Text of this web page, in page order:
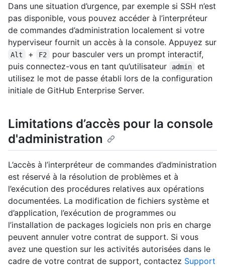
Dans une situation d’urgence, par exemple si SSH n’est
pas disponible, vous pouvez accéder à l’interpréteur
de commandes d’administration localement si votre
hyperviseur fournit un accès à la console. Appuyez sur
Alt + F2
pour basculer vers un prompt interactif,
puis connectez-vous en tant qu’utilisateur
admin
et
utilisez le mot de passe établi lors de la configuration
initiale de GitHub Enterprise Server.
Limitations d’accès pour la console
d'administration
L’accès à l’interpréteur de commandes d’administration
est réservé à la résolution de problèmes et à
l’exécution des procédures relatives aux opérations
documentées. La modification de fichiers système et
d’application, l’exécution de programmes ou
l’installation de packages logiciels non pris en charge
peuvent annuler votre contrat de support. Si vous
avez une question sur les activités autorisées dans le
cadre de votre contrat de support, contactez Support